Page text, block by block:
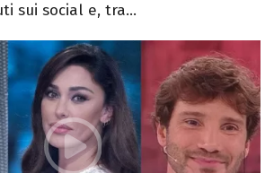
sui social e, tra...